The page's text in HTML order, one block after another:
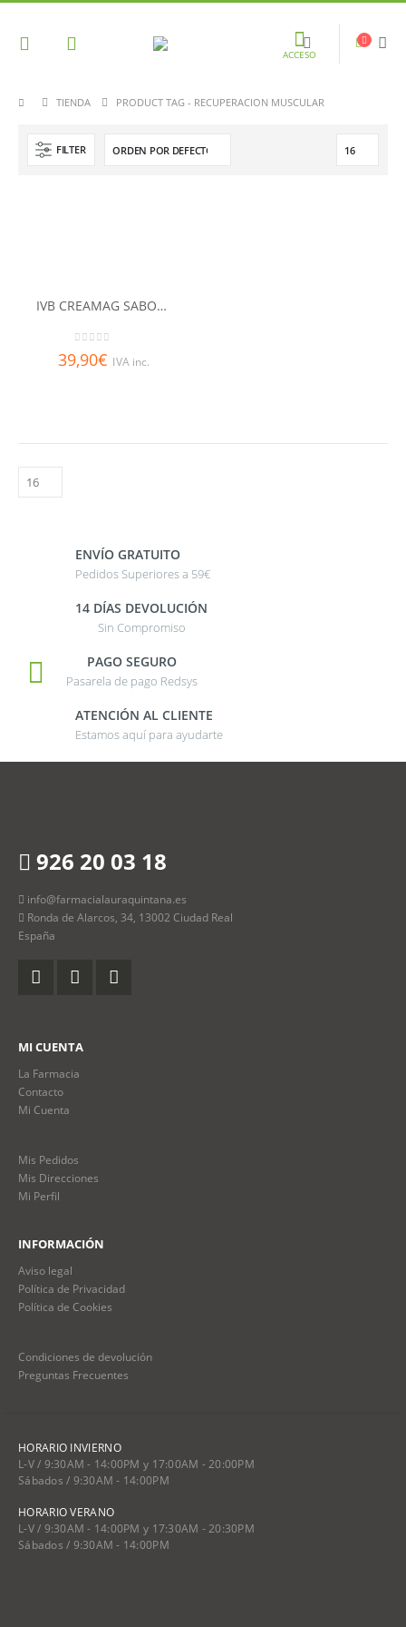
ACCESO
TIENDA PRODUCT TAG - RECUPERACION MUSCULAR
FILTER
IVB CREAMAG SABOR NEUTRO
39,90€ IVA inc.
ENVÍO GRATUITO
Pedidos Superiores a 59€
14 DÍAS DEVOLUCIÓN
Sin Compromiso
PAGO SEGURO
Pasarela de pago Redsys
ATENCIÓN AL CLIENTE
Estamos aquí para ayudarte
926 20 03 18
info@farmacialauraquintana.es
Ronda de Alarcos, 34, 13002 Ciudad Real
España
MI CUENTA
La Farmacia
Contacto
Mi Cuenta
Mis Pedidos
Mis Direcciones
Mi Perfil
INFORMACIÓN
Aviso legal
Política de Privacidad
Política de Cookies
Condiciones de devolución
Preguntas Frecuentes
HORARIO INVIERNO
L-V / 9:30AM - 14:00PM y 17:00AM - 20:00PM
Sábados / 9:30AM - 14:00PM
HORARIO VERANO
L-V / 9:30AM - 14:00PM y 17:30AM - 20:30PM
Sábados / 9:30AM - 14:00PM